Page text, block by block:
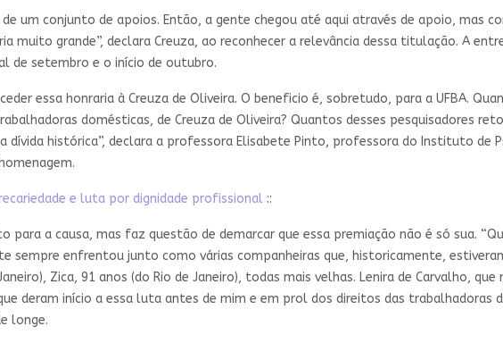
um conjunto de apoios. Então, a gente chegou até aqui através de apoio, mas
muito grande”, declara Creuza, ao reconhecer a relevância dessa titulação. A
de setembro e o início de outubro.
essa honraria à Creuza de Oliveira. O beneficio é, sobretudo, para a UFBA.
domésticas, de Creuza de Oliveira? Quantos desses pesquisadores
dívida histórica”, declara a professora Elisabete Pinto, professora do Instituto de
e luta por dignidade profissional ::
para a causa, mas faz questão de demarcar que essa premiação não é só sua.
sempre enfrentou junto como várias companheiras que, historicamente,
Zica, 91 anos (do Rio de Janeiro), todas mais velhas. Lenira de Carvalho,
deram início a essa luta antes de mim e em prol dos direitos das trabalhadoras
longe.